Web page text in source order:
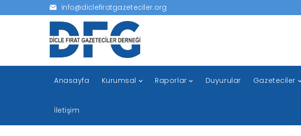
info@diclefiratgazeteciler.org
Anasayfa Kurumsal Raporlar Duyurular Gazeteciler
İletişim